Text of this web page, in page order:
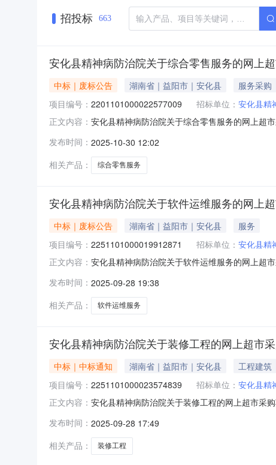
招投标 663
安化县精神病防治院关于综合零售服务的网上
中标｜废标公告 湖南省｜益阳市｜安化县 服务采购
项目编号： 2201101000022577009 招标单位： 安化县精
正文内容： 安化县精神病防治院关于综合零售服务的网上超
购-错误八、其他事项：https://hunan.zcygov.cn
发布时间： 2025-10-30 12:02
相关产品：
综合零售服务
安化县精神病防治院关于软件运维服务的网上
中标｜废标公告 湖南省｜益阳市｜安化县
服务
项目编号： 2251101000019912871 招标单位： 安化县精
正文内容： 安化县精神病防治院关于软件运维服务的网上超
误了八、其他事项：九、联系方式1、采购人名称
发布时间： 2025-09-28 19:38
相关产品：
软件运维服务
安化县精神病防治院关于装修工程的网上超市
中标｜中标通知 湖南省｜益阳市｜安化县 工程建筑
项目编号： 2251101000023574839 招标单位： 安化县精
正文内容： 安化县精神病防治院关于装修工程的网上超市采
划名称:湖南省益阳市安化县报价起止时间:-二、
发布时间： 2025-09-28 17:49
相关产品：
装修工程